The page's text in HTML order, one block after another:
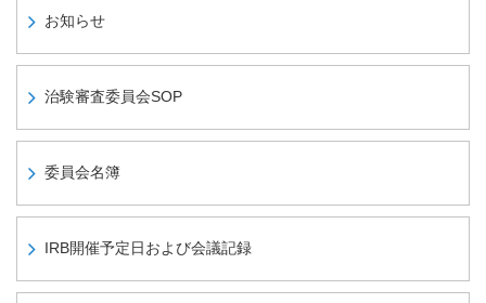
お知らせ
治験審査委員会SOP
委員会名簿
IRB開催予定日および会議記録